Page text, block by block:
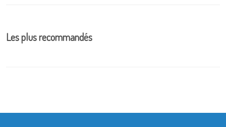
Les plus recommandés